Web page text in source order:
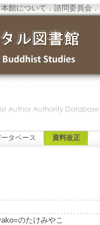
本館について ．諮問委員会 ．
タベース 資料改正
のたけみやこ